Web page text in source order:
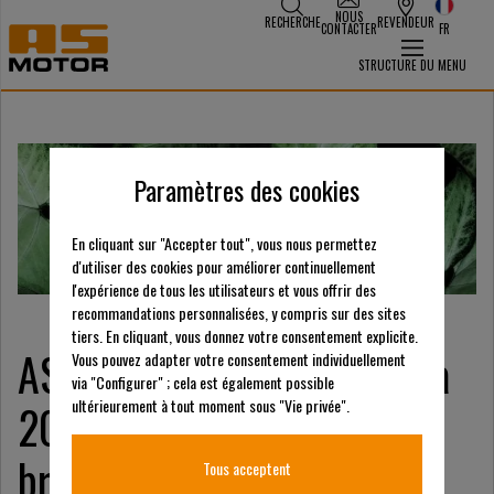
RECHERCHE NOUS
CONTACTERREVENDEUR FR
STRUCTURE DU MENU
AS-Motor au salon Paysalia
2025 - Le point fort de la
branche pour l'entretien
Paramètres des cookies
En cliquant sur "Accepter tout", vous nous permettez
d'utiliser des cookies pour améliorer continuellement
l'expérience de tous les utilisateurs et vous offrir des
recommandations personnalisées, y compris sur des sites
tiers. En cliquant, vous donnez votre consentement explicite.
Vous pouvez adapter votre consentement individuellement
via "Configurer" ; cela est également possible
ultérieurement à tout moment sous "Vie privée".
Tous acceptent